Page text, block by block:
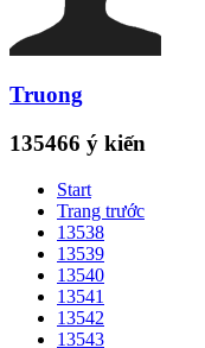
Truong
135466 ý kiến
Start
Trang trước
13538
13539
13540
13541
13542
13543